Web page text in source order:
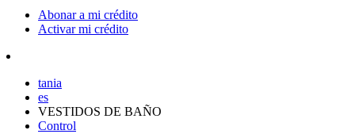
Abonar a mi crédito
Activar mi crédito
tania
es
VESTIDOS DE BAÑO
Control